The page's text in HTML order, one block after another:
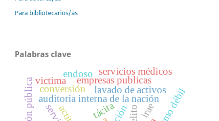
Para bibliotecarios/as
Palabras clave
auditoria interna de la nación
lavado de activos
empresas publicas
servicios médicos
irae
conversión
tácita
endoso
victima